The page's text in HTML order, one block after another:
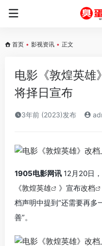
首页 • 影视资讯 • 正文
电影《敦煌英雄
将择日宣布
3年前 (2023)发布
1905电影网讯 12月20日
《敦煌英雄 》宣布改档
档声明中提到“还需要再多
善”。